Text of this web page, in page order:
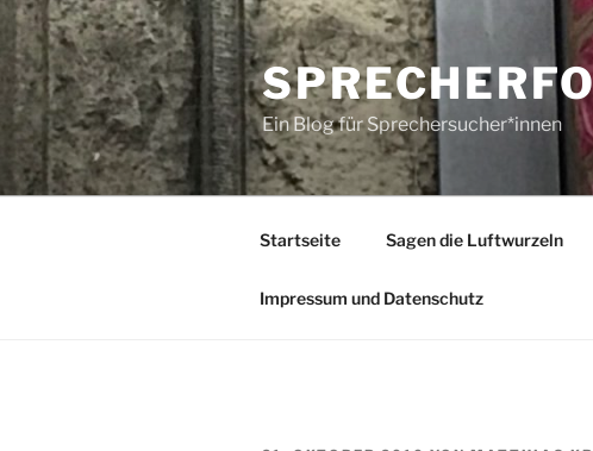
Zum
Inhalt
springen
Ein Blog für Sprechersucher*innen
Startseite Sagen die Luftwurzeln
Impressum und Datenschutz